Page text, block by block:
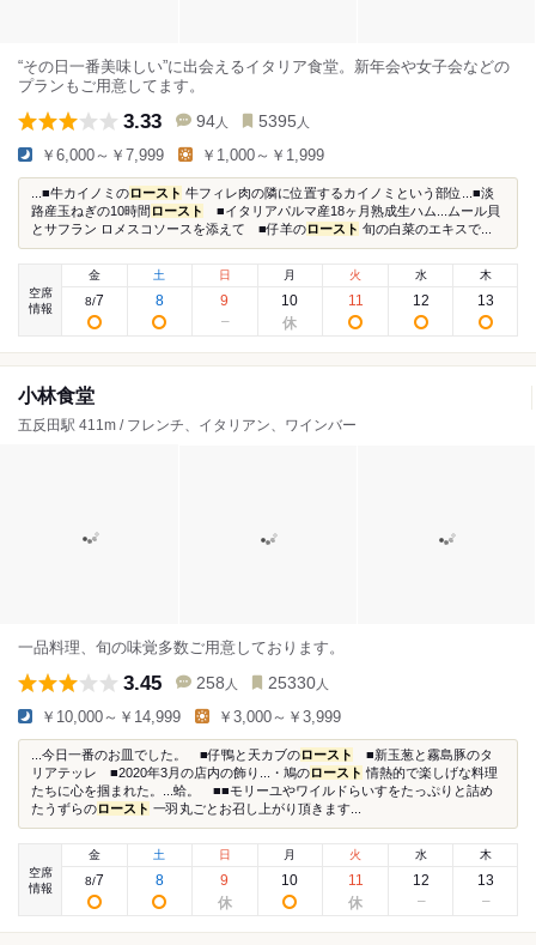
“その日一番美味しい”に出会えるイタリア食堂。新年会や女子会などの
プランもご用意してます。
3.33 94 人 5395 人
￥6,000～￥7,999 ￥1,000～￥1,999
...■牛カイノミのロースト 牛フィレ肉の隣に位置するカイノミという部位...■淡
路産玉ねぎの10時間 ロースト
■イタリアパルマ産18ヶ月熟成生ハム...ムール貝
とサフラン ロメスコソースを添えて ■仔羊のロースト 旬の白菜のエキスで...
空席
情報
金
8/7
土
8
日
9
月
10
火
11
水
12
木
13
小林食堂
五反田駅 411m / フレンチ、イタリアン、ワインバー
一品料理、旬の味覚多数ご用意しております。
3.45 258 人 25330 人
￥10,000～￥14,999 ￥3,000～￥3,999
...今日一番のお皿でした。 ■仔鴨と天カブのロースト
■新玉葱と霧島豚のタ
リアテッレ ■2020年3月の店内の飾り...・鳩のロースト 情熱的で楽しげな料理
たちに心を掴まれた。...蛤。 ■■モリーユやワイルドらいすをたっぷりと詰め
たうずらのロースト 一羽丸ごとお召し上がり頂きます...
空席
情報
金
8/7
土
8
日
9
月
10
火
11
水
12
木
13